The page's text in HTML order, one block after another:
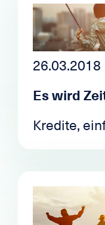
26.03.2018
Es wird
Kredite,